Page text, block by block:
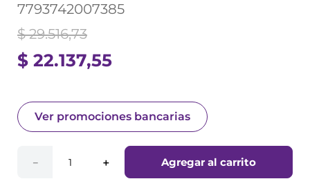
7793742007385
$ 22.137,55
$ 29.516,73
Ver promociones bancarias
＋
－ Agregar al carrito